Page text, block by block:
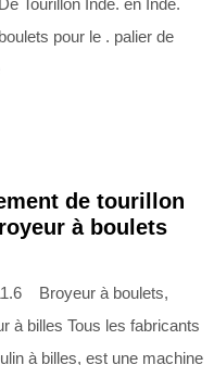
pour le . palier de
de tourillon
à boulets
Broyeur à boulets,
à billes Tous les fabricants
à billes, est une machine